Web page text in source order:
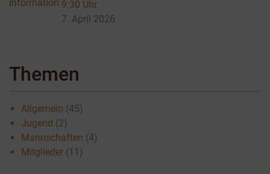
9:30 Uhr
7. April 2026
Themen
Allgemein (45)
Jugend (2)
Mannschaften (4)
Mitglieder (11)